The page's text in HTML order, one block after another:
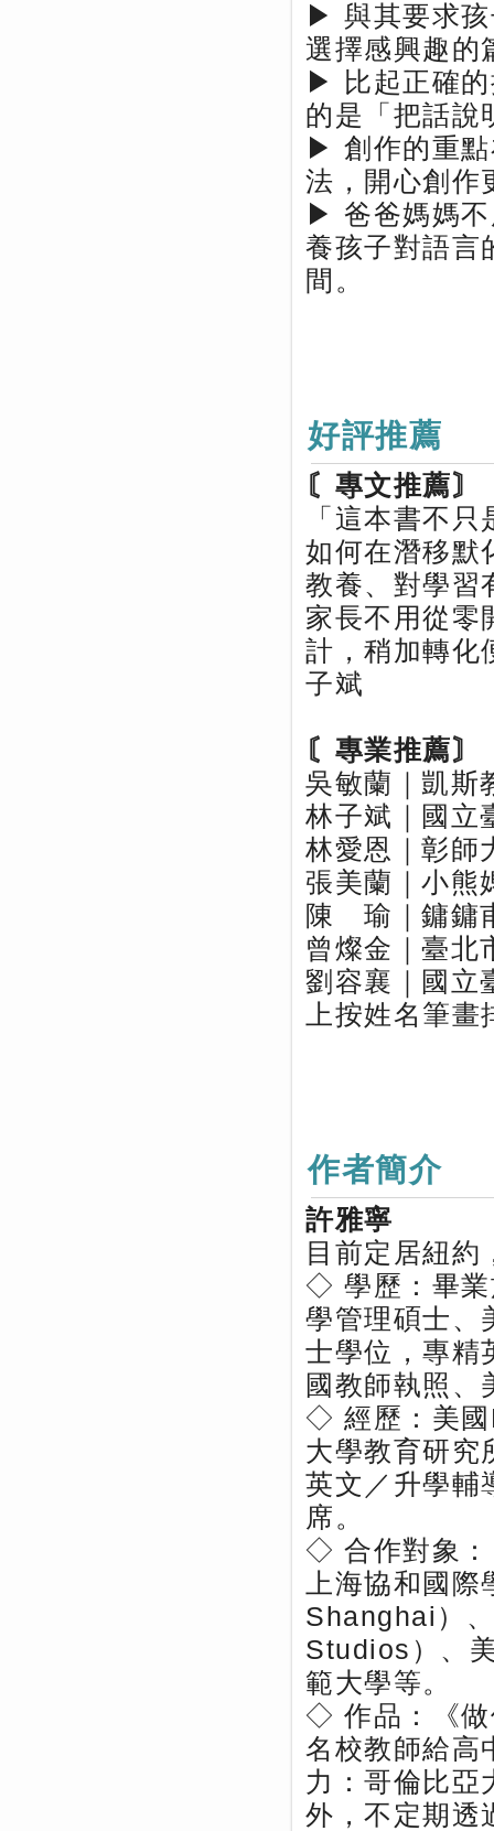
▶ 與其要求孩
選擇感興趣的
▶ 比起正確
的是「把話說
▶ 創作的重點
法，開心創作
▶ 爸爸媽媽
養孩子對語言
間。
好評推薦
〘專文推薦〙
「這本書不
如何在潛移默
教養、對學習
家長不用從零
計，稍加轉化
子斌
〘專業推薦〙
吳敏蘭｜凱斯
林子斌｜國立
林愛恩｜彰師
張美蘭｜小熊
陳 瑜｜鏞鏞
曾燦金｜臺北
劉容襄｜國立
上按姓名筆畫
作者簡介
許雅寧
目前定居紐約
◇ 學歷：畢業
學管理碩士、
士學位，專精
國教師執照、
◇ 經歷：美國
大學教育研究
英文／升學輔
席。
◇ 合作對象：
上海協和國
Shanghai）
Studios）、
範大學等。
◇ 作品：《做
名校教師給高
力：哥倫比亞
外，不定期透